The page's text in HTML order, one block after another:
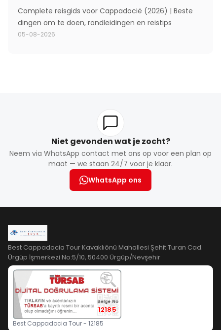
Complete reisgids voor Cappadocië (2026) | Beste
dingen om te doen, rondleidingen en reistips
05-08-2026
Niet gevonden wat je zocht?
Neem via WhatsApp contact met ons op voor een plan op
maat — we staan 24/7 voor je klaar.
WhatsApp ons
Best Cappadocia Tour Kavaklıönü Mahallesi Şehit Turan Cad.
Ürgüp İşmerkezi No:5/10, 50400 Ürgüp/Nevşehir
12185
Best Cappadocia Tour - 12185